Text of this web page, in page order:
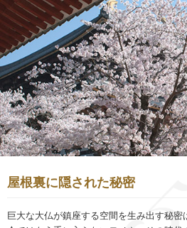
屋根裏に隠された秘密
巨大な大仏が鎮座する空間を生み出す秘密